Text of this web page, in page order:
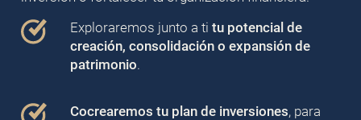
Exploraremos junto a ti tu potencial de
creación, consolidación o expansión de
patrimonio.
Cocrearemos tu plan de inversiones, para